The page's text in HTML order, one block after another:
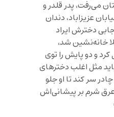
مى‌رفت، پدر قلدر و
عزیزاباد، دندان
دخترش ایراد
خانه‌نشین شد،
و دو پايش را توی
مثل اغلب دخترهای
چادر سر کند تا او جلو
شرم بر پیشانی‌اش